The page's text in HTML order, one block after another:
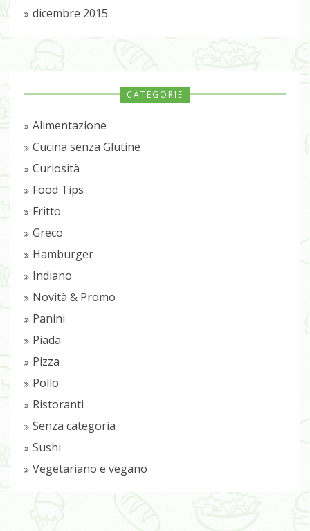
dicembre 2015
CATEGORIE
Alimentazione
Cucina senza Glutine
Curiosità
Food Tips
Fritto
Greco
Hamburger
Indiano
Novità & Promo
Panini
Piada
Pizza
Pollo
Ristoranti
Senza categoria
Sushi
Vegetariano e vegano